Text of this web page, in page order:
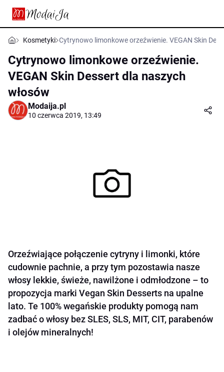
Kosmetyki Cytrynowo limonkowe orzeźwienie. VEGAN Skin
Cytrynowo limonkowe orzeźwienie.
VEGAN Skin Dessert dla naszych
włosów
Modaija.pl
10 czerwca 2019, 13:49
Orzeźwiające połączenie cytryny i limonki, które
cudownie pachnie, a przy tym pozostawia nasze
włosy lekkie, świeże, nawilżone i odmłodzone – to
propozycja marki Vegan Skin Desserts na upalne
lato. Te 100% wegańskie produkty pomogą nam
zadbać o włosy bez SLES, SLS, MIT, CIT, parabenów
i olejów mineralnych!